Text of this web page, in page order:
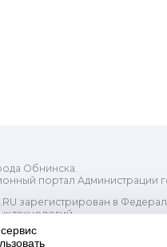
Обнинска.
портал Администрации
зарегистрирован в
технологий
24 июля 2018 года.
№ ФС77-73321